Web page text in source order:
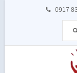
0917